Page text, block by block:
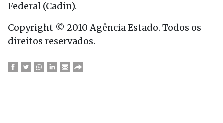
Federal (Cadin).
Copyright © 2010 Agência Estado. Todos os
direitos reservados.